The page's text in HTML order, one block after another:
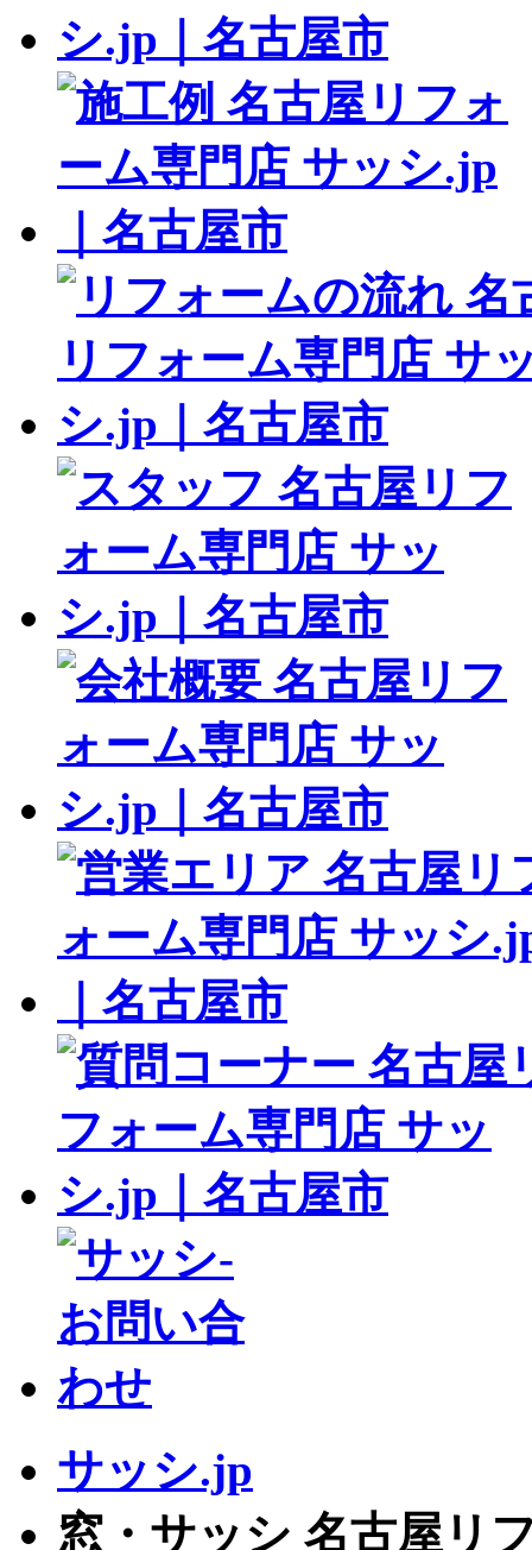
サッシ.jp
窓・サッシ 名古屋リ